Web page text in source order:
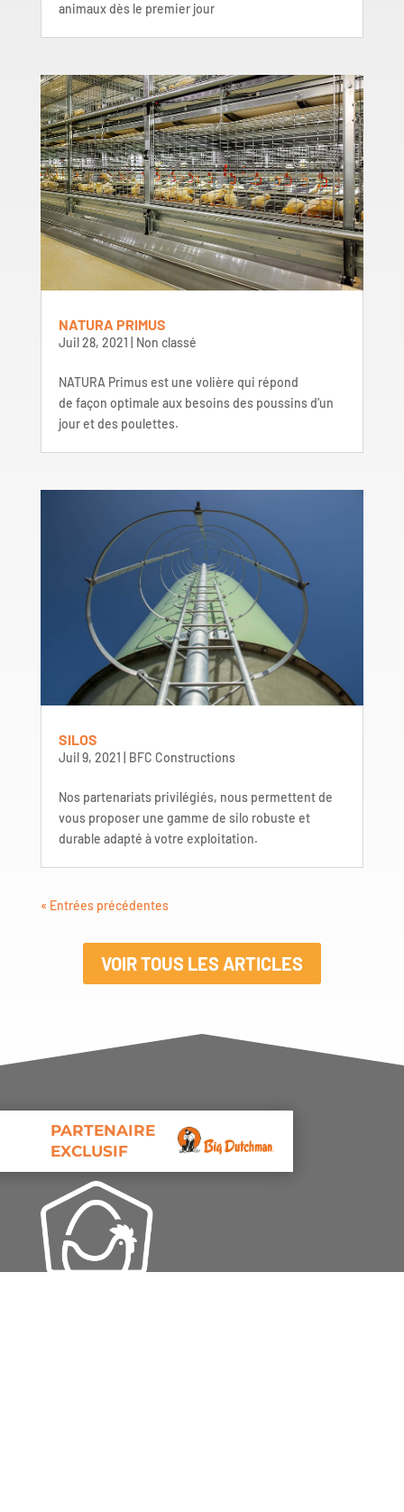
animaux dès le premier jour
NATURA PRIMUS
Juil 28, 2021 Non classé
NATURA Primus est une volière qui répond
de façon optimale aux besoins des poussins d‘un
jour et des poulettes.
SILOS
Juil 9, 2021 BFC Constructions
Nos partenariats privilégiés, nous permettent de
vous proposer une gamme de silo robuste et
durable adapté à votre exploitation.
« Entrées précédentes
VOIR TOUS LES ARTICLES
PARTENAIRE
EXCLUSIF